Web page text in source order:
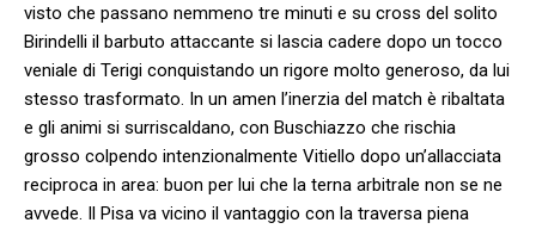
visto che passano nemmeno tre minuti e su cross del solito
Birindelli il barbuto attaccante si lascia cadere dopo un tocco
veniale di Terigi conquistando un rigore molto generoso, da lui
stesso trasformato. In un amen l’inerzia del match è ribaltata
e gli animi si surriscaldano, con Buschiazzo che rischia
grosso colpendo intenzionalmente Vitiello dopo un’allacciata
reciproca in area: buon per lui che la terna arbitrale non se ne
avvede. Il Pisa va vicino il vantaggio con la traversa piena